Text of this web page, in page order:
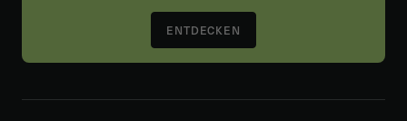
ENTDECKEN